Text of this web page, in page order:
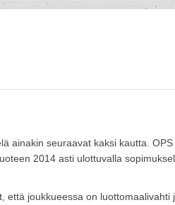
ainakin seuraavat kaksi kautta.
2014 asti ulottuvalla
joukkueessa on luottomaalivahti